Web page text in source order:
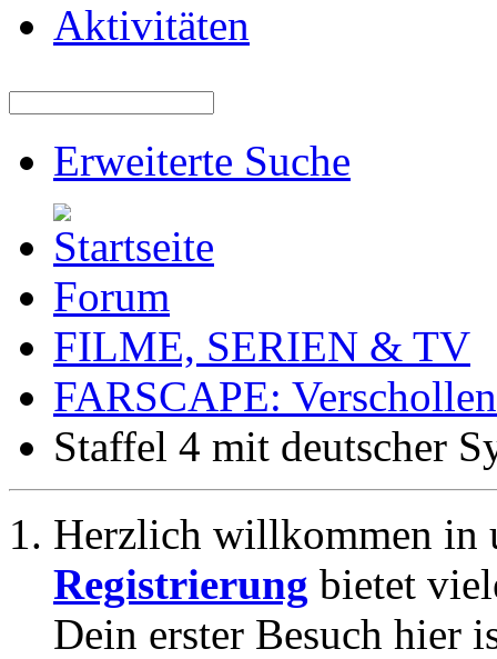
Aktivitäten
Erweiterte Suche
Forum
FILME, SERIEN & TV
FARSCAPE:
Staffel 4 mit deutscher
Herzlich willkommen in
Registrierung bietet
Dein erster Besuch hier